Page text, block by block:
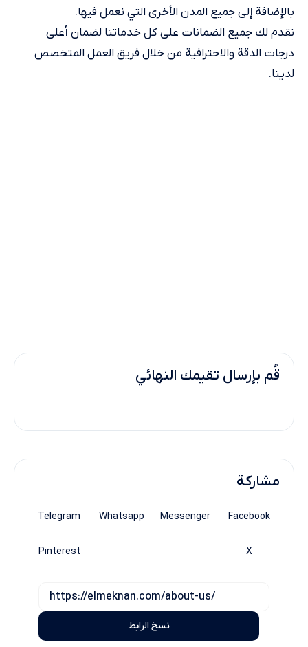
بالإضافة إلى جميع المدن الأخرى التي نعمل فيها.
نقدم لك جميع الضمانات على كل خدماتنا لضمان أعلى
درجات الدقة والاحترافية من خلال فريق العمل المتخصص
لدينا.
قُم بإرسال تقيمك النهائي
مشاركة
Facebook
Messenger
Whatsapp
Telegram
X
Pinterest
نسخ الرابط